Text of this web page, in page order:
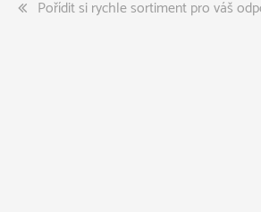
Navigace
Pořídit si rychle sortiment pro váš